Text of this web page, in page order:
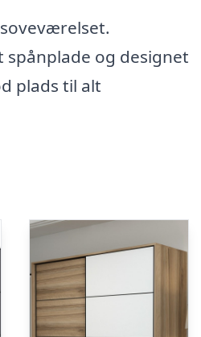
og designet
plads til alt